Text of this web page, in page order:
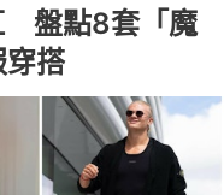
盤點8套「魔
搭